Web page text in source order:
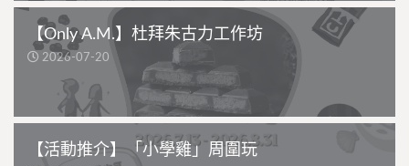
【Only A.M.】杜拜朱古力工作坊
2026-07-20
【活動推介】「小學雞」周圍玩